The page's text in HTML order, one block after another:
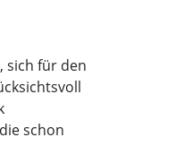
sich für den
schon